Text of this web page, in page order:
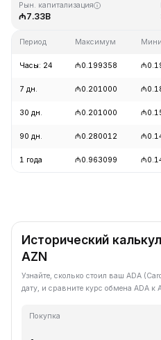
Рын. капитализация
₼7.33B
Период Максимум
Часы: 24 ₼0.199358
7 дн. ₼0.201000
30 дн. ₼0.201000
90 дн. ₼0.280012
1 года ₼0.963099
Исторический
AZN
Узнайте, сколько стоил ваш ADA
дату, и сравните курс обмена ADA к
Покупка